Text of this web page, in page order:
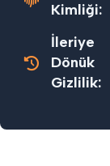
Kimliği:
İleriye
Dönük
Gizlilik: